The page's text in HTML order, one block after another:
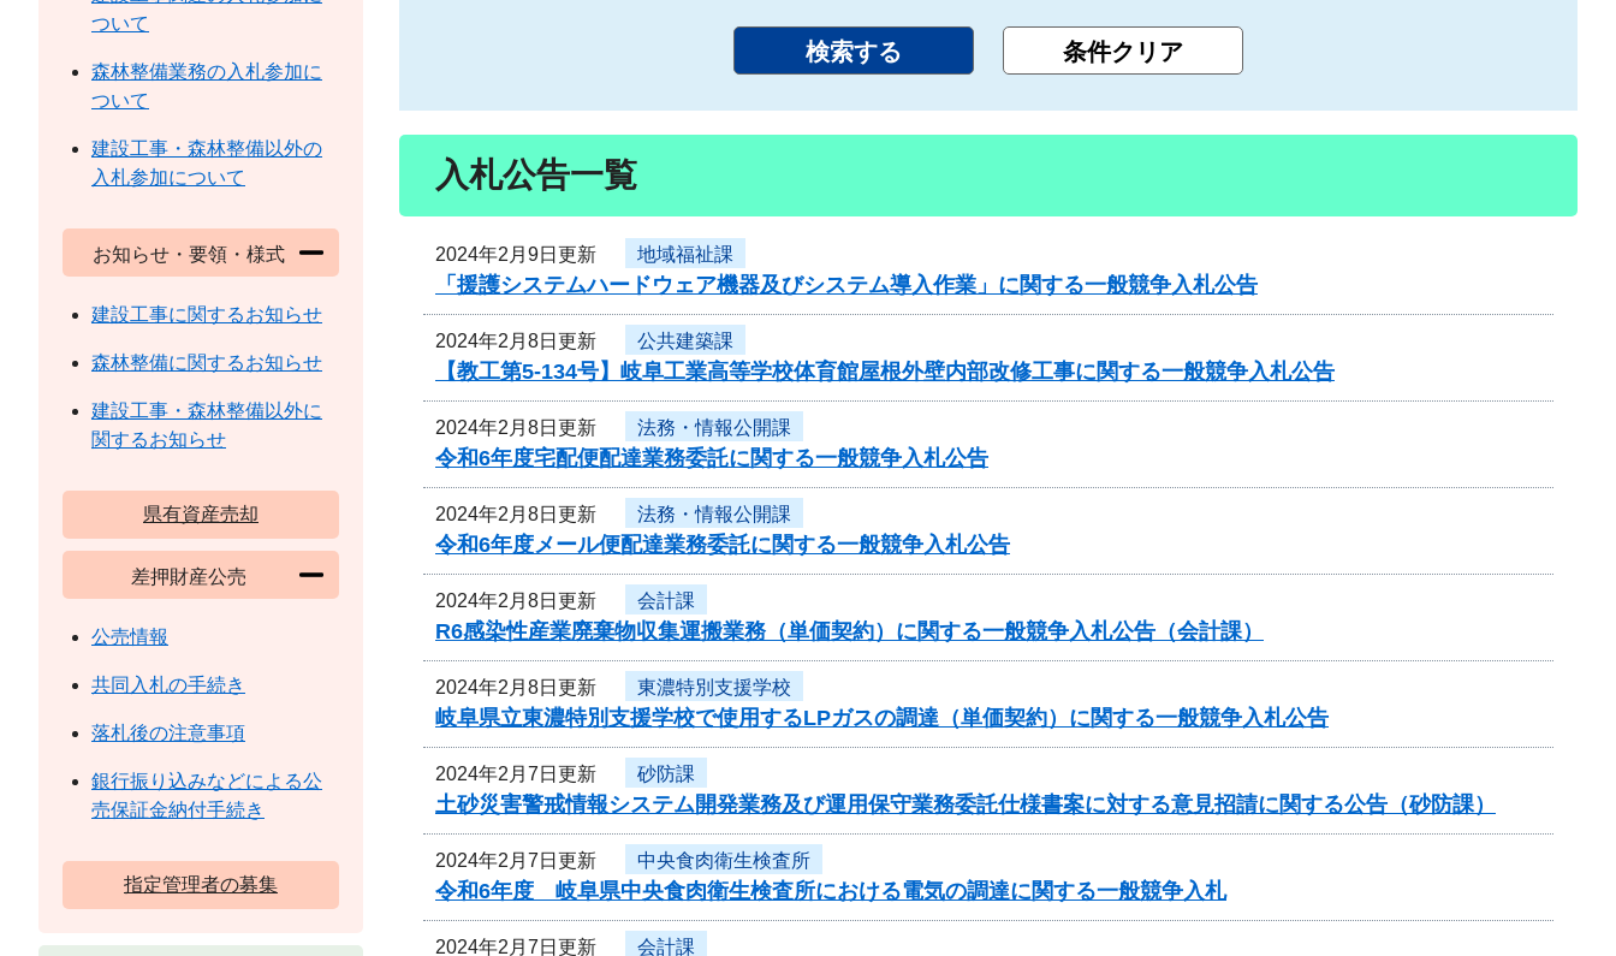
入札公告一覧
2024年2月9日更新 地域福祉課
「援護システムハードウェア機器及びシステム導入作業」に関する一般競争入札公告
2024年2月8日更新 公共建築課
【教工第5-134号】岐阜工業高等学校体育館屋根外壁内部改修工事に関する一般競争入札公告
2024年2月8日更新 法務・情報公開課
令和6年度宅配便配達業務委託に関する一般競争入札公告
2024年2月8日更新 法務・情報公開課
令和6年度メール便配達業務委託に関する一般競争入札公告
2024年2月8日更新 会計課
R6感染性産業廃棄物収集運搬業務（単価契約）に関する一般競争入札公告（会計課）
2024年2月8日更新 東濃特別支援学校
岐阜県立東濃特別支援学校で使用するLPガスの調達（単価契約）に関する一般競争入札公告
2024年2月7日更新 砂防課
土砂災害警戒情報システム開発業務及び運用保守業務委託仕様書案に対する意見招請に関する公告（砂防課）
2024年2月7日更新 中央食肉衛生検査所
令和6年度 岐阜県中央食肉衛生検査所における電気の調達に関する一般競争入札
2024年2月7日更新 会計課
ついて
森林整備業務の入札参加に
ついて
建設工事・森林整備以外の
入札参加について
お知らせ・要領・様式
建設工事に関するお知らせ
森林整備に関するお知らせ
建設工事・森林整備以外に
関するお知らせ
県有資産売却
差押財産公売
公売情報
共同入札の手続き
落札後の注意事項
銀行振り込みなどによる公
売保証金納付手続き
指定管理者の募集